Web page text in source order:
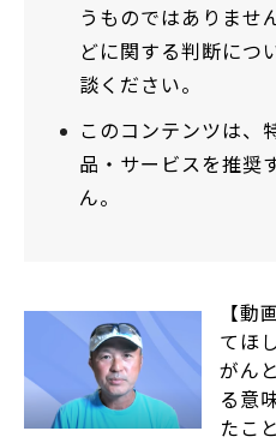
うものではありませ
どに関する判断につ
談ください。
このコンテンツは、
品・サービスを推奨
ん。
【動
てほ
がん
る意
たこ